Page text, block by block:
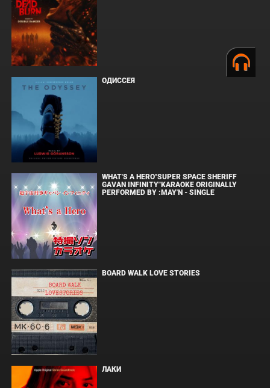
ОДИССЕЯ
WHAT'S A HERO"SUPER SPACE SHERIFF
GAVAN INFINITY"KARAOKE ORIGINALLY
PERFORMED BY :MAY'N - SINGLE
BOARD WALK LOVE STORIES
ЛАКИ